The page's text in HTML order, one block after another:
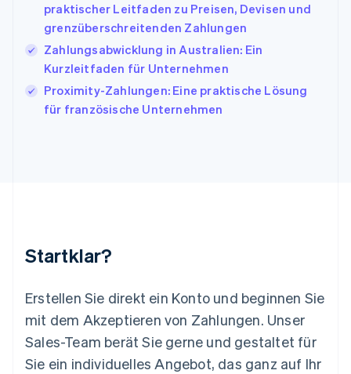
praktischer Leitfaden zu Preisen, Devisen und
grenzüberschreitenden Zahlungen
Zahlungsabwicklung in Australien: Ein
Kurzleitfaden für Unternehmen
Proximity-Zahlungen: Eine praktische Lösung
für französische Unternehmen
Startklar?
Erstellen Sie direkt ein Konto und beginnen Sie
mit dem Akzeptieren von Zahlungen. Unser
Sales-Team berät Sie gerne und gestaltet für
Sie ein individuelles Angebot, das ganz auf Ihr
EnglishFrançais
Kroatien
EnglishItaliano
Lettland
Liechtenstein
DeutschEnglish
Mexiko
English
Niederlande
Nederlands English
Norwegen
English